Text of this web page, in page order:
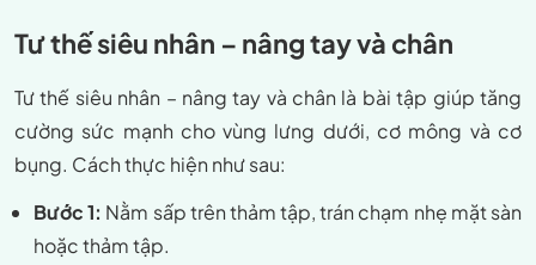
Tư thế siêu nhân – nâng tay và chân
Tư thế siêu nhân – nâng tay và chân là bài tập giúp tăng
cường sức mạnh cho vùng lưng dưới, cơ mông và cơ
bụng. Cách thực hiện như sau:
Bước 1: Nằm sấp trên thảm tập, trán chạm nhẹ mặt sàn
hoặc thảm tập.